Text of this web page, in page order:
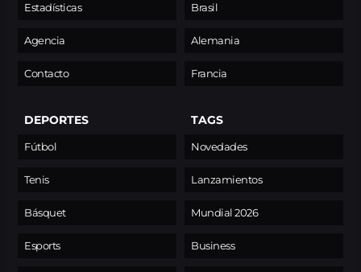
Estadísticas
Agencia
Contacto
Brasil
Alemania
Francia
DEPORTES
Fútbol
Tenis
Básquet
Esports
TAGS
Novedades
Lanzamientos
Mundial 2026
Business